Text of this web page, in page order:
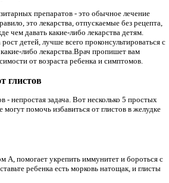
препаратов - это обычное лечение
это лекарства, отпускаемые без рецепта,
чем давать какие-либо лекарства детям.
детей, лучше всего проконсультироваться с
либо лекарства.Врач пропишет вам
от возраста ребенка и симптомов.
глистов
- непростая задача. Вот несколько 5 простых
помочь избавиться от глистов в желудке
А, помогает укрепить иммунитет и бороться с
ребенка есть морковь натощак, и глисты